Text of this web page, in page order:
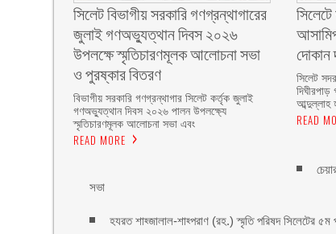
সিলেট বিভাগীয় সরকারি গণগ্রন্থাগারের
জুলাই গণঅভ্যুত্থান দিবস ২০২৬
উপলক্ষে স্মৃতিচারণমূলক আলোচনা সভা
ও পুরষ্কার বিতরণ ‎ ‎
বিভাগীয় সরকারি গণগ্রন্থাগার সিলেট কর্তৃক জুলাই
গণঅভ্যুত্থান দিবস ২০২৬ পালন উপলক্ষ্যে
স্মৃতিচারণমূলক আলোচনা সভা এবং
READ MORE
সিলেট
দিঘীরপাড়
আব্দুল্লাহ
READ
সভা
হযরত শাহ্জালাল-শাহ্পরাণ (রহ.) স্মৃতি পরিষদ সিলেটের ৫ম